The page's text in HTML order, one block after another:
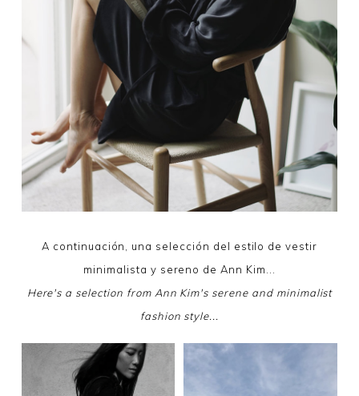
A continuación, una selección del estilo de vestir
minimalista y sereno de Ann Kim...
Here's a selection from Ann Kim's serene and minimalist
fashion style...